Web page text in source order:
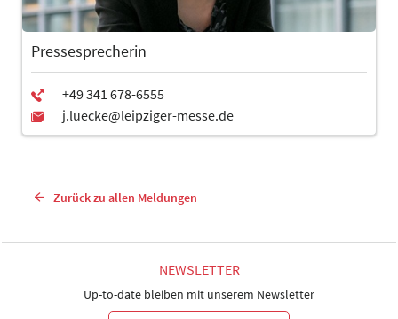
Pressesprecherin
Zurück zu allen Meldungen
NEWSLETTER
Up-to-date bleiben mit unserem Newsletter